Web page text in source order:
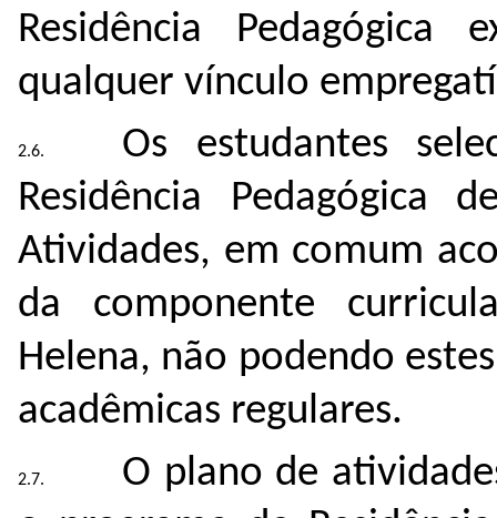
Residência Pedagógica
qualquer vínculo
Os estudantes
Residência Pedagógica
Atividades, em comum
da componente
Helena, não podendo
acadêmicas regulares.
O plano de